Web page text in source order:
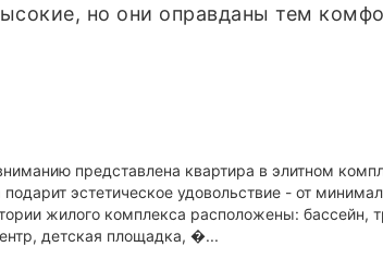
но они оправданы тем
представлена квартира в элитном
подарит эстетическое удовольствие - от
жилого комплекса расположены: бассейн,
детская площадка, �...